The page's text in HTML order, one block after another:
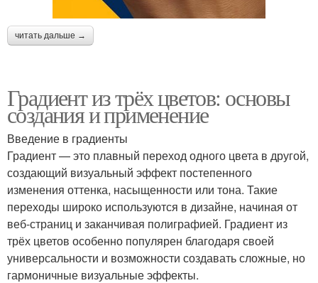
читать дальше →
Градиент из трёх цветов: основы
создания и применение
Введение в градиенты
Градиент — это плавный переход одного цвета в другой,
создающий визуальный эффект постепенного
изменения оттенка, насыщенности или тона. Такие
переходы широко используются в дизайне, начиная от
веб-страниц и заканчивая полиграфией. Градиент из
трёх цветов особенно популярен благодаря своей
универсальности и возможности создавать сложные, но
гармоничные визуальные эффекты.